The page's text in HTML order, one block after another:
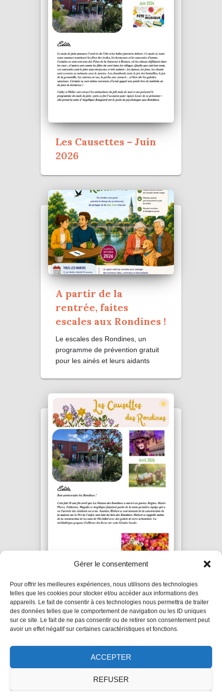
Gérer le consentement
Pour offrir les meilleures expériences, nous utilisons des technologies
telles que les cookies pour stocker et/ou accéder aux informations des
appareils. Le fait de consentir à ces technologies nous permettra de traiter
des données telles que le comportement de navigation ou les ID uniques
sur ce site. Le fait de ne pas consentir ou de retirer son consentement peut
avoir un effet négatif sur certaines caractéristiques et fonctions.
ACCEPTER
REFUSER
Les Causettes – Juin
2026
A partir de la
rentrée, faites
escales aux Rondines !
Le escales des Rondines, un
programme de prévention gratuit
pour les ainés et leurs aidants
Les Causettes – Avril
2026